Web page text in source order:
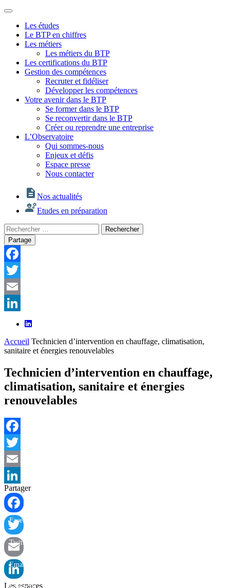
Les études
Le BTP en chiffres
Les métiers
Les métiers du BTP
Les certifications du BTP
Gestion des compétences
Recruter et fidéliser
Développer les compétences
Votre avenir dans le BTP
Se former dans le BTP
Se reconvertir dans le BTP
Créer ou reprendre une entreprise
L’Observatoire
Qui sommes-nous
Enjeux et défis
Espace presse
Nous contacter
Nos actualités
Etudes en préparation
Rechercher
:
Rechercher
Partage
Facebook
Twitter
Email
LinkedIn
Accueil Technicien d’intervention en chauffage, climatisation,
sanitaire et énergies renouvelables
Technicien d’intervention en chauffage,
climatisation, sanitaire et énergies
renouvelables
Facebook
Twitter
Email
LinkedIn
Partager
Facebook
Twitter
Email
Les espaces